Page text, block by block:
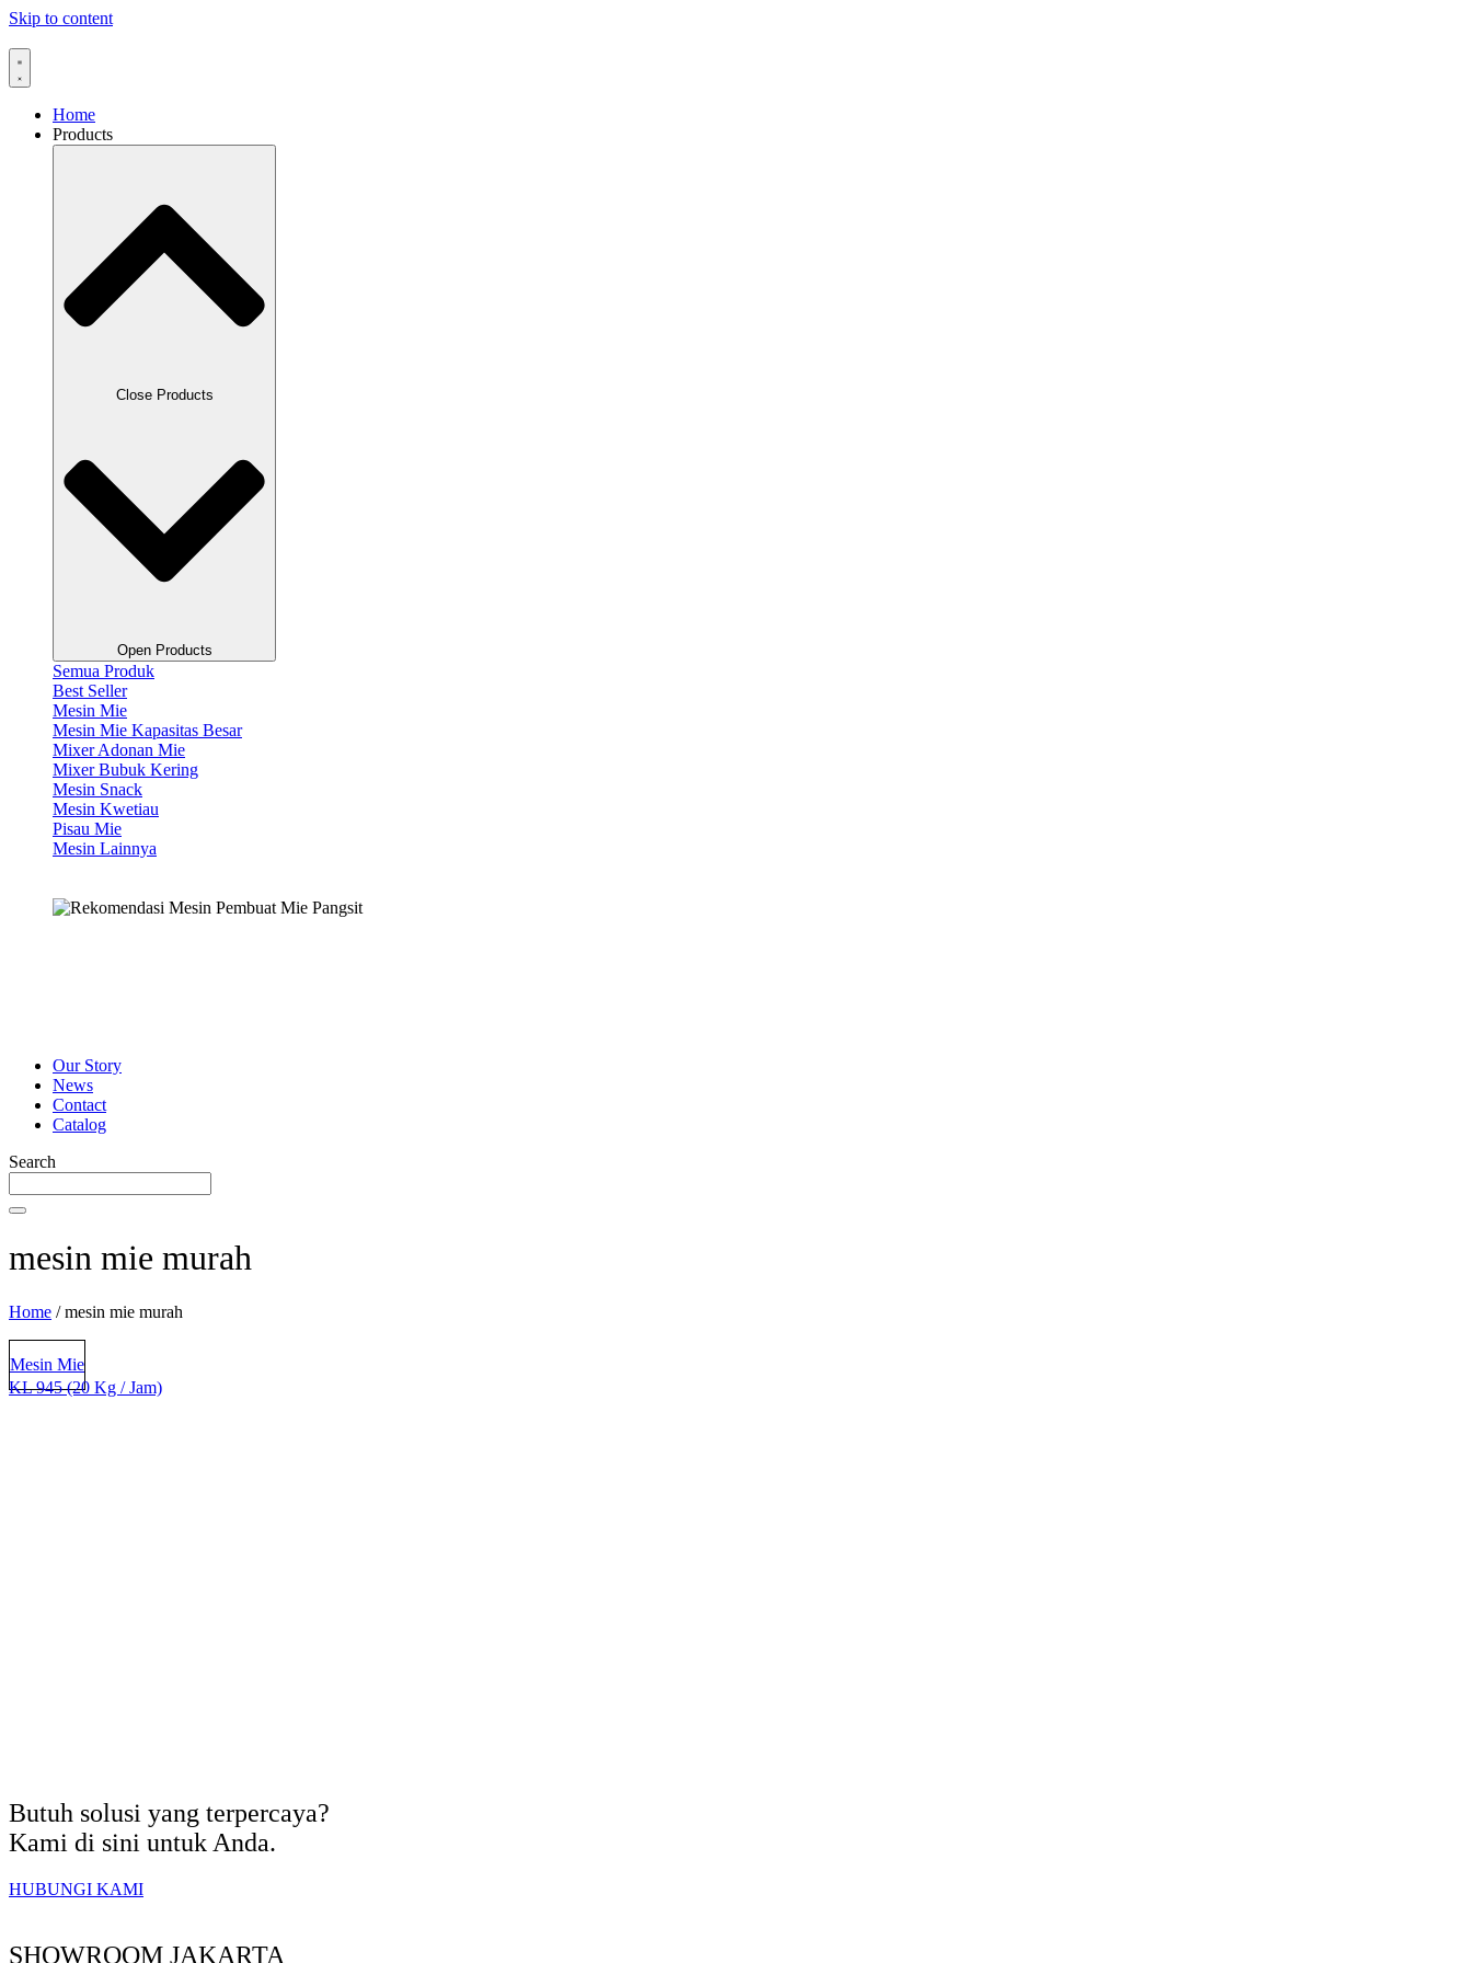
Skip to content
Home
Products
Close Products
Open Products
Semua Produk
Best Seller
Mesin Mie
Mesin Mie Kapasitas Besar
Mixer Adonan Mie
Mixer Bubuk Kering
Mesin Snack
Mesin Kwetiau
Pisau Mie
Mesin Lainnya
Our Story
News
Contact
Catalog
Search
mesin mie murah
Home /mesin mie murah
Mesin Mie
KL 945 (20 Kg / Jam)
Butuh solusi yang terpercaya?
Kami di sini untuk Anda.
HUBUNGI KAMI
SHOWROOM JAKARTA